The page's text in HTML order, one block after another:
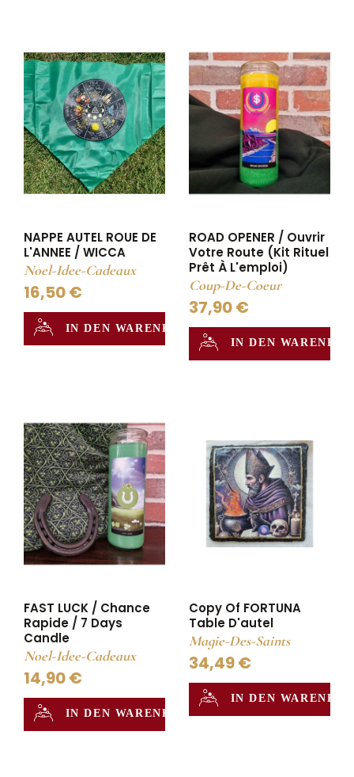
NAPPE AUTEL ROUE DE
L'ANNEE / WICCA
Noel-Idee-Cadeaux
16,50 €
IN DEN WARENKORB
ROAD OPENER / Ouvrir
Votre Route (Kit Rituel
Prêt À L'emploi)
Coup-De-Coeur
37,90 €
IN DEN
FAST LUCK / Chance
Rapide / 7 Days
Candle
Noel-Idee-Cadeaux
14,90 €
IN DEN WARENKORB
Copy Of FORTUNA
Table D'autel
Magie-Des-Saints
34,49 €
IN DEN